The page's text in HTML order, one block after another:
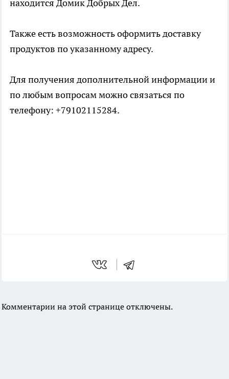
находится Домик Добрых Дел.
Также есть возможность оформить доставку
продуктов по указанному адресу.
Для получения дополнительной информации и
по любым вопросам можно связаться по
телефону: +79102115284.
Комментарии на этой странице отключены.